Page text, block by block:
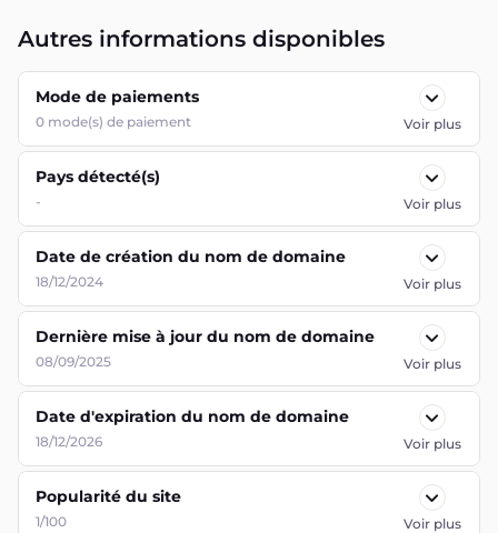
Autres informations disponibles
Mode de paiements
0 mode(s) de paiement Voir plus
Pays détecté(s)
- Voir plus
Date de création du nom de domaine
18/12/2024 Voir plus
Dernière mise à jour du nom de domaine
08/09/2025 Voir plus
Date d'expiration du nom de domaine
18/12/2026 Voir plus
Popularité du site
1/100 Voir plus